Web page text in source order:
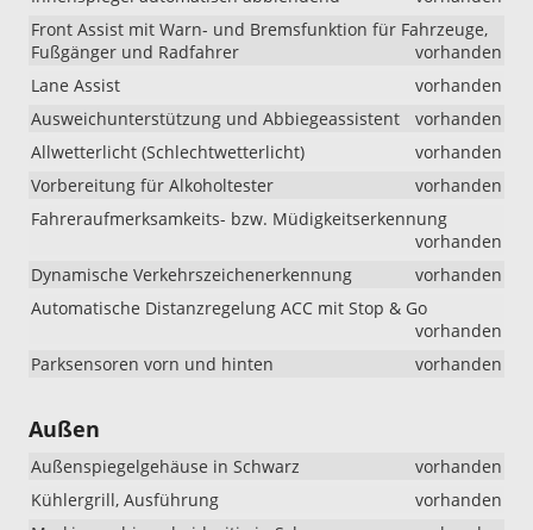
Front Assist mit Warn- und Bremsfunktion für Fahrzeuge,
Fußgänger und Radfahrer
vorhanden
Lane Assist
vorhanden
Ausweichunterstützung und Abbiegeassistent
vorhanden
Allwetterlicht (Schlechtwetterlicht)
vorhanden
Vorbereitung für Alkoholtester
vorhanden
Fahreraufmerksamkeits- bzw. Müdigkeitserkennung
vorhanden
Dynamische Verkehrszeichenerkennung
vorhanden
Automatische Distanzregelung ACC mit Stop & Go
vorhanden
Parksensoren vorn und hinten
vorhanden
Außen
Außenspiegelgehäuse in Schwarz
vorhanden
Kühlergrill, Ausführung
vorhanden